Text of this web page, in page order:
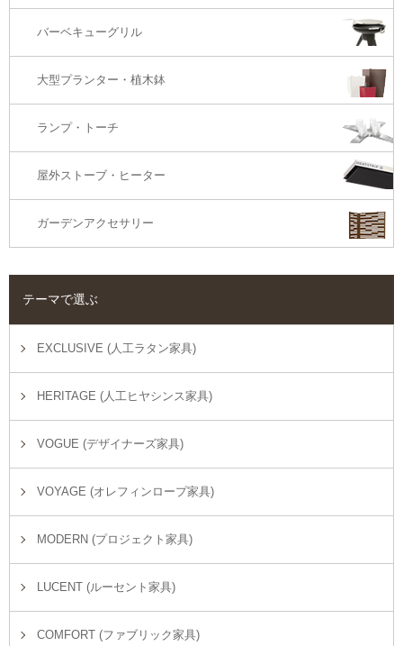
バーベキューグリル
大型プランター・植木鉢
ランプ・トーチ
屋外ストーブ・ヒーター
ガーデンアクセサリー
テーマで選ぶ
EXCLUSIVE (人工ラタン家具)
HERITAGE (人工ヒヤシンス家具)
VOGUE (デザイナーズ家具)
VOYAGE (オレフィンロープ家具)
MODERN (プロジェクト家具)
LUCENT (ルーセント家具)
COMFORT (ファブリック家具)